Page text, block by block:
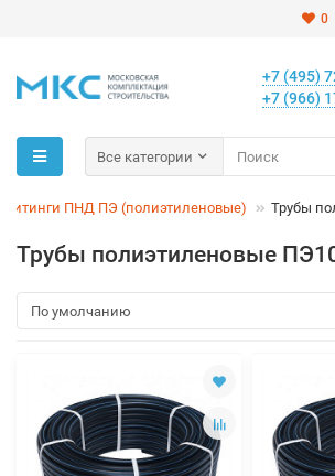
0
+7 (495)
+7 (966)
Все категории
фитинги ПНД ПЭ (полиэтиленовые) Трубы
Трубы полиэтиленовые